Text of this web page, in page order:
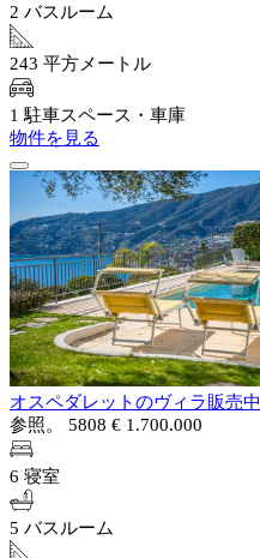
2 バスルーム
243 平方メートル
1 駐車スペース・車庫
物件を見る
オスペダレットのヴィラ販売中
参照。 5808 € 1.700.000
6 寝室
5 バスルーム